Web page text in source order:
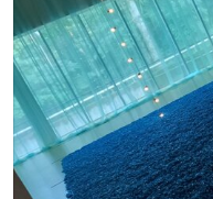
ト
数
数